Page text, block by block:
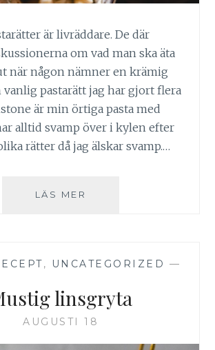
är livräddare. De där
om vad man ska äta
när någon nämner en krämig
vanlig pastarätt jag har gjort flera
är min örtiga pasta med
alltid svamp över i kylen efter
rätter då jag älskar svamp.…
LÄS MER
, UNCATEGORIZED —
linsgryta
AUGUSTI 18